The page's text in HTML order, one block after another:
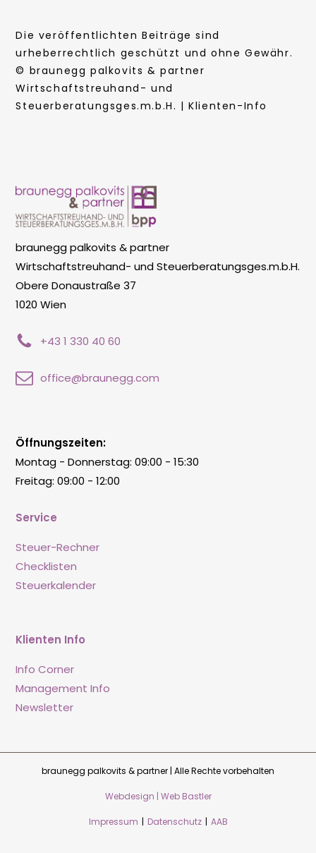
Die veröffentlichten Beiträge sind
urheberrechtlich geschützt und ohne Gewähr.
© braunegg palkovits & partner
Wirtschaftstreuhand- und
Steuerberatungsges.m.b.H. | Klienten-Info
braunegg palkovits & partner
Wirtschaftstreuhand- und Steuerberatungsges.m.b.H.
Obere Donaustraße 37
1020 Wien
+43 1 330 40 60
office@braunegg.com
Service
Steuer-Rechner
Checklisten
Steuerkalender
Klienten Info
Info Corner
Management Info
Newsletter
Öffnungszeiten:
Montag - Donnerstag: 09:00 - 15:30
Freitag: 09:00 - 12:00
braunegg palkovits & partner | Alle Rechte vorbehalten
Webdesign | Web Bastler
Impressum | Datenschutz | AAB